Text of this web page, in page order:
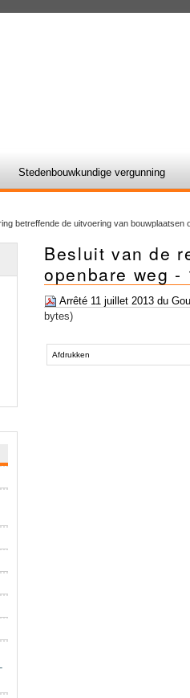
Stedenbouwkundige vergunning
betreffende de uitvoering van bouwplaatsen
Besluit van de
openbare weg -
Arrêté 11 juillet 2013 du
bytes)
acties
Afdrukken